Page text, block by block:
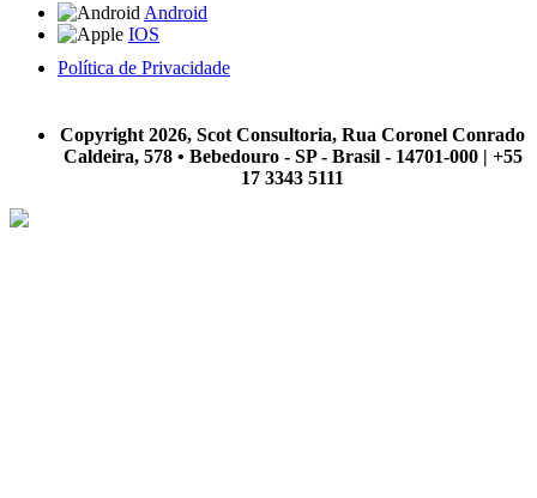
Android
IOS
Política de Privacidade
Copyright 2026, Scot Consultoria, Rua Coronel Conrado
Caldeira, 578 • Bebedouro - SP - Brasil - 14701-000 | +55
17 3343 5111